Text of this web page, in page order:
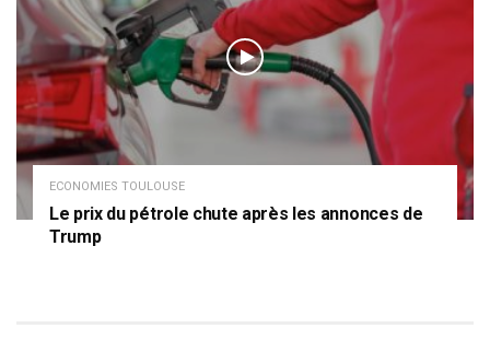
ECONOMIES TOULOUSE
Le prix du pétrole chute après les annonces de
Trump